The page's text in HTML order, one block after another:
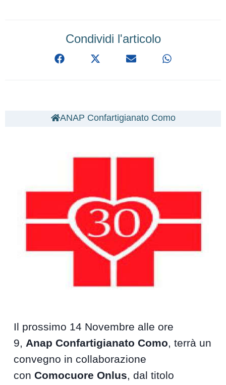
Condividi l'articolo
ANAP Confartigianato Como
Il prossimo 14 Novembre alle ore
9, Anap Confartigianato Como, terrà un
convegno in collaborazione
conComocuore Onlus, dal titolo